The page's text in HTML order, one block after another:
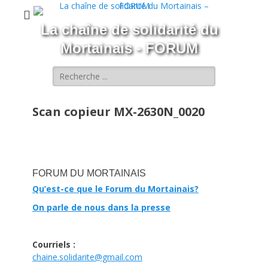
La chaîne de solidarité du
Mortainais - FORUM
Rechercher :
Scan copieur MX-2630N_0020
FORUM DU MORTAINAIS
Qu’est-ce que le Forum du Mortainais?
On parle de nous dans la presse
Courriels :
chaine.solidarite@gmail.com